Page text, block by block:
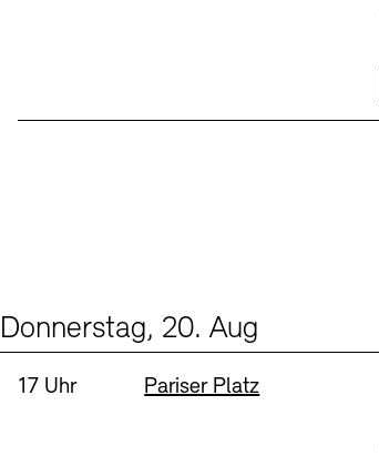
Donnerstag, 20. Aug
Uhrzeit:
17 Uhr Standort
Pariser Platz